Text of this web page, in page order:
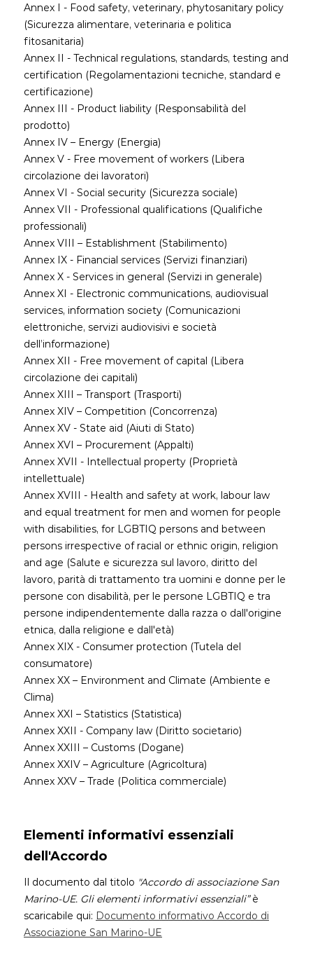
Annex I - Food safety, veterinary, phytosanitary policy
(Sicurezza alimentare, veterinaria e politica
fitosanitaria)
Annex II - Technical regulations, standards, testing and
certification (Regolamentazioni tecniche, standard e
certificazione)
Annex III - Product liability (Responsabilità del
prodotto)
Annex IV – Energy (Energia)
Annex V - Free movement of workers (Libera
circolazione dei lavoratori)
Annex VI - Social security (Sicurezza sociale)
Annex VII - Professional qualifications (Qualifiche
professionali)
Annex VIII – Establishment (Stabilimento)
Annex IX - Financial services (Servizi finanziari)
Annex X - Services in general (Servizi in generale)
Annex XI - Electronic communications, audiovisual
services, information society (Comunicazioni
elettroniche, servizi audiovisivi e società
dell’informazione)
Annex XII - Free movement of capital (Libera
circolazione dei capitali)
Annex XIII – Transport (Trasporti)
Annex XIV – Competition (Concorrenza)
Annex XV - State aid (Aiuti di Stato)
Annex XVI – Procurement (Appalti)
Annex XVII - Intellectual property (Proprietà
intellettuale)
Annex XVIII - Health and safety at work, labour law
and equal treatment for men and women for people
with disabilities, for LGBTIQ persons and between
persons irrespective of racial or ethnic origin, religion
and age (Salute e sicurezza sul lavoro, diritto del
lavoro, parità di trattamento tra uomini e donne per le
persone con disabilità, per le persone LGBTIQ e tra
persone indipendentemente dalla razza o dall'origine
etnica, dalla religione e dall'età)
Annex XIX - Consumer protection (Tutela del
consumatore)
Annex XX – Environment and Climate (Ambiente e
Clima)
Annex XXI – Statistics (Statistica)
Annex XXII - Company law (Diritto societario)
Annex XXIII – Customs (Dogane)
Annex XXIV – Agriculture (Agricoltura)
Annex XXV – Trade (Politica commerciale)
Elementi informativi essenziali
dell'Accordo
Il documento dal titolo "Accordo di associazioneSan
Marino-UE. Gli elementi informativi essenziali”è
scaricabile qui: Documento informativo Accordo di
Associazione San Marino-UE